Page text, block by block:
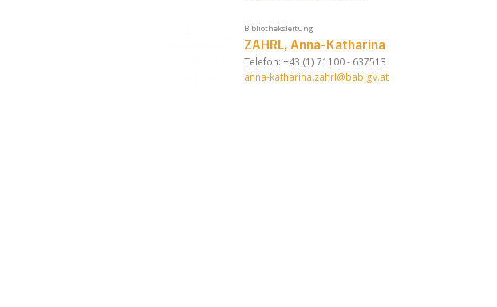
Bibliotheksleitung
ZAHRL, Anna-Katharina
Telefon: +43 (1) 71100 - 637513
anna-katharina.zahrl@bab.gv.at